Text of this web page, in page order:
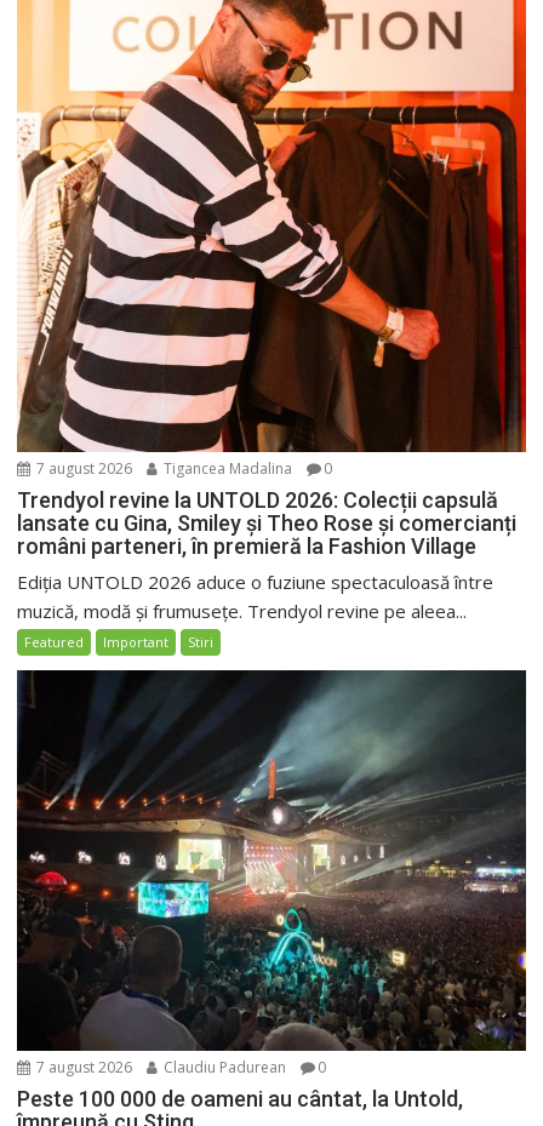
7 august 2026 Tigancea Madalina 0
Trendyol revine la UNTOLD 2026: Colecții capsulă
lansate cu Gina, Smiley și Theo Rose și comercianți
români parteneri, în premieră la Fashion Village
Ediția UNTOLD 2026 aduce o fuziune spectaculoasă între
muzică, modă și frumusețe. Trendyol revine pe aleea...
Featured Important Stiri
7 august 2026 Claudiu Padurean 0
Peste 100 000 de oameni au cântat, la Untold,